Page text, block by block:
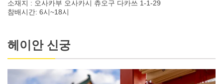
소재지 : 오사카부 오사카시 츄오구 다카쓰 1-1-29
참배시간: 6시~18시
헤이안 신궁